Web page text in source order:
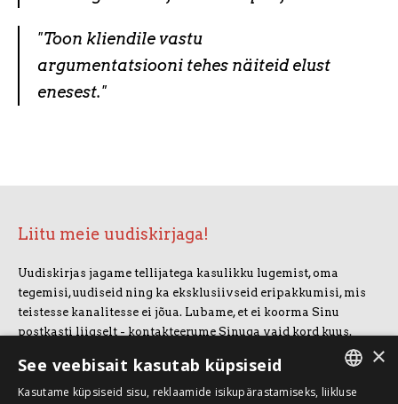
"Toon kliendile vastu
argumentatsiooni tehes näiteid elust
enesest."
Liitu meie uudiskirjaga!
Uudiskirjas jagame tellijatega kasulikku lugemist, oma
tegemisi, uudiseid ning ka eksklusiivseid eripakkumisi, mis
teistesse kanalitesse ei jõua. Lubame, et ei koorma Sinu
postkasti liigselt - kontakteerume Sinuga vaid kord kuus.
×
See veebisait kasutab küpsiseid
Kasutame küpsiseid sisu, reklaamide isikupärastamiseks, liikluse